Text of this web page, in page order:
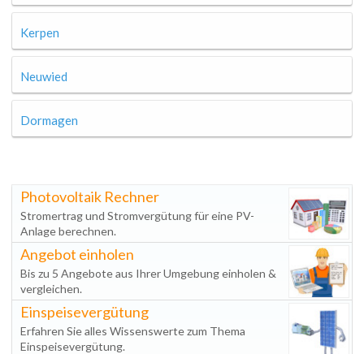
Kerpen
Neuwied
Dormagen
Photovoltaik Rechner
Stromertrag und Stromvergütung für eine PV-
Anlage berechnen.
Angebot einholen
Bis zu 5 Angebote aus Ihrer Umgebung einholen &
vergleichen.
Einspeisevergütung
Erfahren Sie alles Wissenswerte zum Thema
Einspeisevergütung.